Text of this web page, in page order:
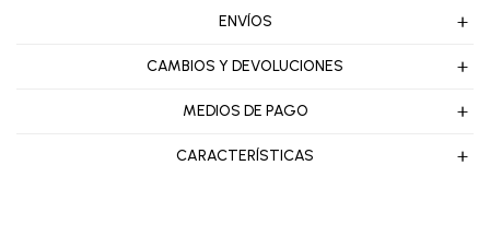
ENVÍOS
CAMBIOS Y DEVOLUCIONES
MEDIOS DE PAGO
CARACTERÍSTICAS